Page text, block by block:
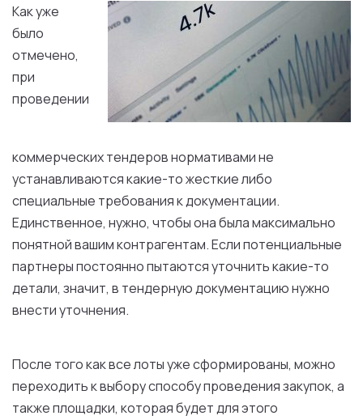
Как уже
было
отмечено,
при
проведении
коммерческих тендеров нормативами не
устанавливаются какие-то жесткие либо
специальные требования к документации.
Единственное, нужно, чтобы она была максимально
понятной вашим контрагентам. Если потенциальные
партнеры постоянно пытаются уточнить какие-то
детали, значит, в тендерную документацию нужно
внести уточнения.
После того как все лоты уже сформированы, можно
переходить к выбору способу проведения закупок, а
также площадки, которая будет для этого